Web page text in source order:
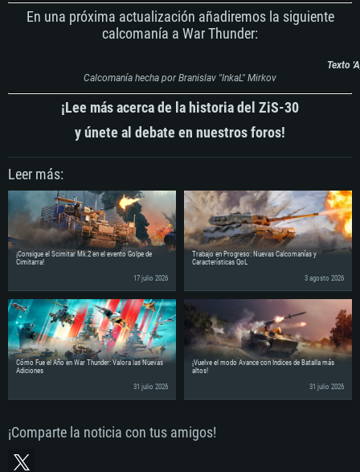
En una próxima actualización añadiremos la siguiente
calcomanía a War Thunder:
Texto
Calcomanía hecha por Branislav "InkaL" Mirkov
¡Lee más acerca de la historia del ZiS-30
y únete al debate en nuestros foros!
Leer más:
¡Consigue el Scimitar Mk.2 en el evento Golpe de
Cimitarra!
17 julio 2026
Trabajo en Progreso: Nuevas Calcomanías y
Características QoL
3 agosto 2026
Cómo Fue el Año en War Thunder: Valora las Nuevas
Adiciones
31 julio 2026
¡Vuelve el modo Avance con Índices de Batalla más
altos!
31 julio 2026
¡Comparte la noticia con tus amigos!